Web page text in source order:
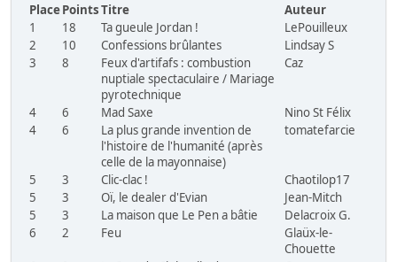
PlacePointsTitre
Auteur
1
18 Ta gueule Jordan !
LePouilleux
2
10 Confessions brûlantes
Lindsay S
3
8
Feux d'artifafs : combustion
nuptiale spectaculaire / Mariage
pyrotechnique
Caz
4 6 Mad Saxe
Nino St Félix
4
6
La plus grande invention de
l'histoire de l'humanité (après
celle de la mayonnaise)
tomatefarcie
5 3 Clic-clac !
Chaotilop17
5
3 Oï, le dealer d'Evian
Jean-Mitch
5
3 La maison que Le Pen a bâtie
Delacroix G.
6
2 Feu
Glaüx-le-
Chouette